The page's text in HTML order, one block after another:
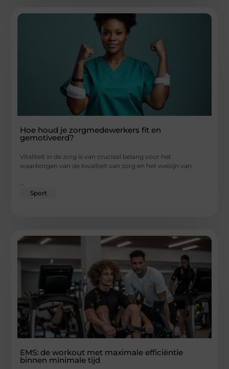
Hoe houd je zorgmedewerkers fit en
gemotiveerd?
Vitaliteit in de zorg is van cruciaal belang voor het
waarborgen van de kwaliteit van zorg en het welzijn van
Sport
EMS: de workout met maximale efficiëntie
binnen minimale tijd